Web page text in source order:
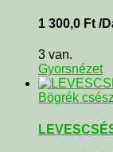
1 300,0 Ft /
3 van.
Gyorsnézet
Bögrék